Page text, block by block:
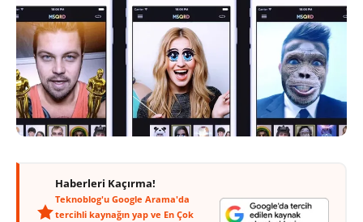
Haberleri Kaçırma!
Teknoblog'u Google Arama'da
tercihli kaynağın yap ve En Çok